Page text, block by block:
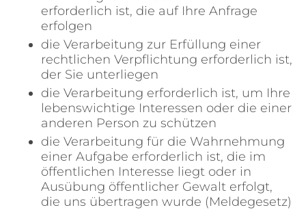
erforderlich ist, die auf Ihre Anfrage
erfolgen
die Verarbeitung zur Erfüllung einer
rechtlichen Verpflichtung erforderlich ist,
der Sie unterliegen
die Verarbeitung erforderlich ist, um Ihre
lebenswichtige Interessen oder die einer
anderen Person zu schützen
die Verarbeitung für die Wahrnehmung
einer Aufgabe erforderlich ist, die im
öffentlichen Interesse liegt oder in
Ausübung öffentlicher Gewalt erfolgt,
die uns übertragen wurde (Meldegesetz)